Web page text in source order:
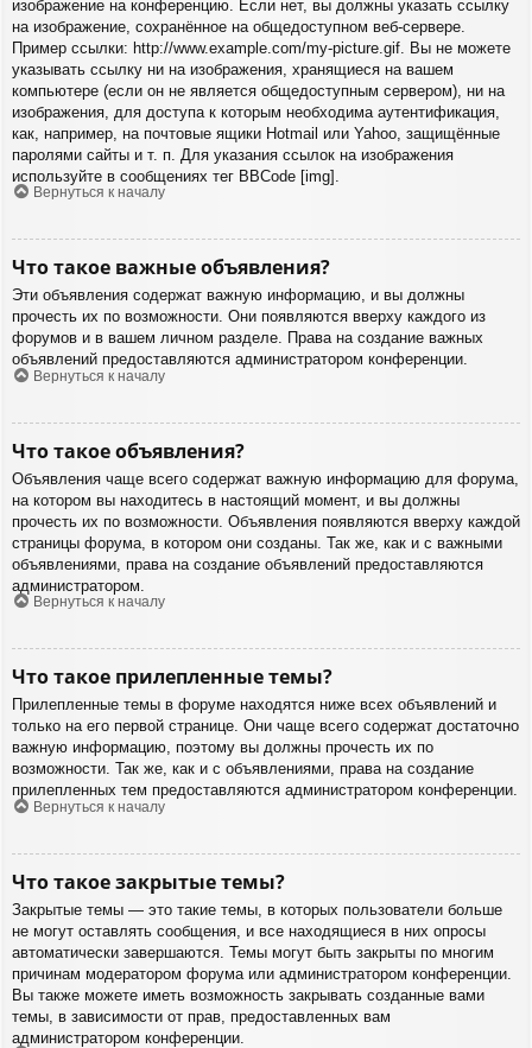
изображение на конференцию. Если нет, вы должны указать ссылку
на изображение, сохранённое на общедоступном веб-сервере.
Пример ссылки: http://www.example.com/my-picture.gif. Вы не можете
указывать ссылку ни на изображения, хранящиеся на вашем
компьютере (если он не является общедоступным сервером), ни на
изображения, для доступа к которым необходима аутентификация,
как, например, на почтовые ящики Hotmail или Yahoo, защищённые
паролями сайты и т. п. Для указания ссылок на изображения
используйте в сообщениях тег BBCode [img].
Вернуться к началу
Что такое важные объявления?
Эти объявления содержат важную информацию, и вы должны
прочесть их по возможности. Они появляются вверху каждого из
форумов и в вашем личном разделе. Права на создание важных
объявлений предоставляются администратором конференции.
Вернуться к началу
Что такое объявления?
Объявления чаще всего содержат важную информацию для форума,
на котором вы находитесь в настоящий момент, и вы должны
прочесть их по возможности. Объявления появляются вверху каждой
страницы форума, в котором они созданы. Так же, как и с важными
объявлениями, права на создание объявлений предоставляются
администратором.
Вернуться к началу
Что такое прилепленные темы?
Прилепленные темы в форуме находятся ниже всех объявлений и
только на его первой странице. Они чаще всего содержат достаточно
важную информацию, поэтому вы должны прочесть их по
возможности. Так же, как и с объявлениями, права на создание
прилепленных тем предоставляются администратором конференции.
Вернуться к началу
Что такое закрытые темы?
Закрытые темы — это такие темы, в которых пользователи больше
не могут оставлять сообщения, и все находящиеся в них опросы
автоматически завершаются. Темы могут быть закрыты по многим
причинам модератором форума или администратором конференции.
Вы также можете иметь возможность закрывать созданные вами
темы, в зависимости от прав, предоставленных вам
администратором конференции.